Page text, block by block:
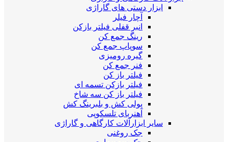
ابزار دستی های گاراژی
آچار فیلر
انبر قفلی فیلتر بازکن
رینگ جمع کن
سوپاپ جمع کن
گیره رومیزی
فنر جمع کن
فیلتر باز کن
فیلتر بازکن تسمه ای
فیلتر باز کن سه شاخ
پولی کش و بلبرینگ کش
آهنربای تلسکوپی
سایر ابزارآلات کارگاهی و گاراژی
جک روغنی